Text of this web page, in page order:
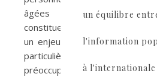
âgées
constitue
un enjeu
particulièrement
préoccupant.
un équilibre
l'information
à l'internationale